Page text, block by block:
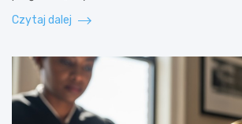
Czytaj dalej